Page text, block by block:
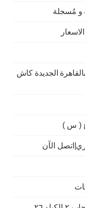
و مُسجلة
الجديدة كاش
( س )
الآن